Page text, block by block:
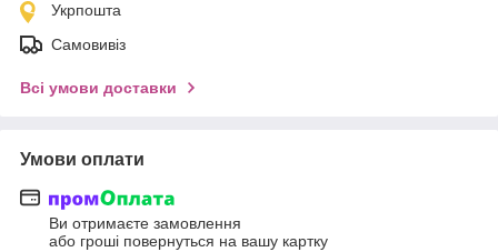
Укрпошта
Самовивіз
Всі умови доставки
Умови оплати
Ви отримаєте замовлення
або гроші повернуться на вашу картку